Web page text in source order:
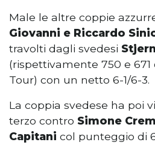
Male le altre coppie
Giovanni e Riccardo
travolti dagli svedesi
(rispettivamente 750 e
Tour) con un netto 6-1/6-3.
La coppia svedese ha poi
terzo contro Simone
Capitani col punteggio di